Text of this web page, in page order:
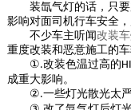
装氙气灯的话，只
影响对面司机行车安全
不少车主听闻改装
重度改装和恶意施工的车
①.改装色温过高的
成重大影响。
②.一些灯光散光太
原